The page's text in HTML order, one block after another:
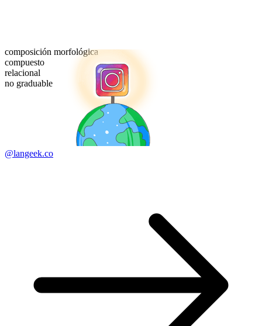
composición morfológica
compuesto
relacional
no graduable
@langeek.co